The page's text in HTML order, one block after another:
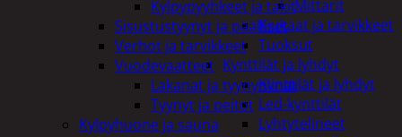
Mittarit
Kiukaat ja tarvikkeet
Tuoksut
Kynttilät ja lyhdyt
Kynttilät ja lyhdyt
Led-kynttilät
Lyhtytelineet
Kylpypyyhkeet ja takit
Sisustustyynyt ja päälliset
Verhot ja tarvikkeet
Vuodevaatteet
Lakanat ja tyynynlinat
Tyynyt ja peitot
Kylpyhuone ja sauna